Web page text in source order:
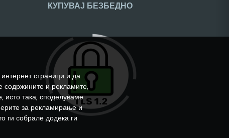
КУПУВАЈ БЕЗБЕДНО
страници и да
содржините и рекламите,
исто така, споделуваме
за рекламирање и
ги собрале додека ги